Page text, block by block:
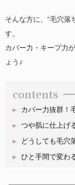
そんな方に、“毛穴落
す。
カバー力・キープ力
ょう♪
contents
カバー力抜群！
つや肌に仕上げ
どうしても毛穴
ひと手間で変わ